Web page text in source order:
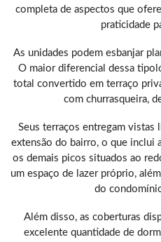
completa de aspectos que
praticidade
As unidades podem esbanjar
O maior diferencial dessa
total convertido em terraço
com churrasqueira,
Seus terraços entregam vistas
extensão do bairro, o que inclui
os demais picos situados ao
um espaço de lazer próprio,
do
Além disso, as coberturas
excelente quantidade de